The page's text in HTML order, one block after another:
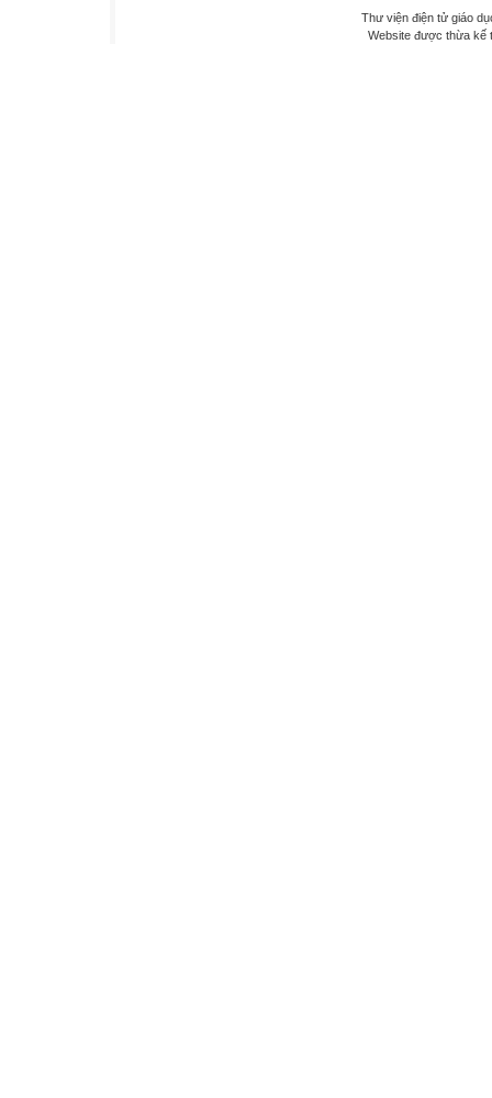
Thư viện điện tử giáo
Website được thừa kế